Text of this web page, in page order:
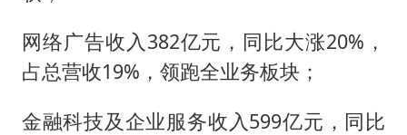
网络广告收入382亿元，同比大涨20%，
占总营收19%，领跑全业务板块；
金融科技及企业服务收入599亿元，同比